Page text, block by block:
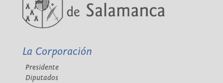
La Corporación
Presidente
Diputados